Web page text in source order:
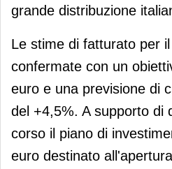
grande distribuzione
Le stime di fatturato per
confermate con un
euro e una previsione di
del +4,5%. A supporto di
corso il piano di
euro destinato